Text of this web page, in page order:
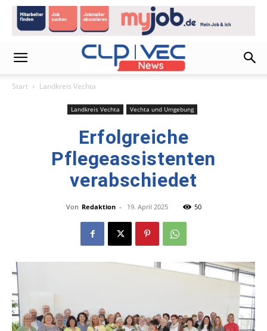
Start Landkreis Vechta
Landkreis Vechta Vechta und Umgebung
Erfolgreiche
Pflegeassistenten
verabschiedet
Von Redaktion - 19. April 2025 50